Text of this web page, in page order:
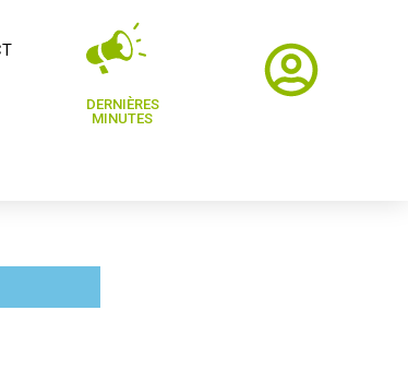
DERNIÈRES
MINUTES